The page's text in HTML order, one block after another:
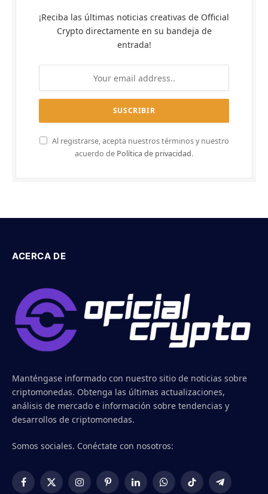
¡Reciba las últimas noticias creativas de Official
Crypto directamente en su bandeja de
entrada!
Al registrarse, acepta nuestros términos y nuestro
acuerdo de Política de privacidad.
ACERCA DE
Manténgase informado con nuestro sitio de noticias sobre
criptomonedas. Obtenga las últimas actualizaciones,
análisis de mercado e información sobre tendencias y
desarrollos de criptomonedas.
Somos sociales. Conéctate con nosotros:
Facebook
X
InstagramPinterestLinkedInWhatsApp
TikTok Telegram